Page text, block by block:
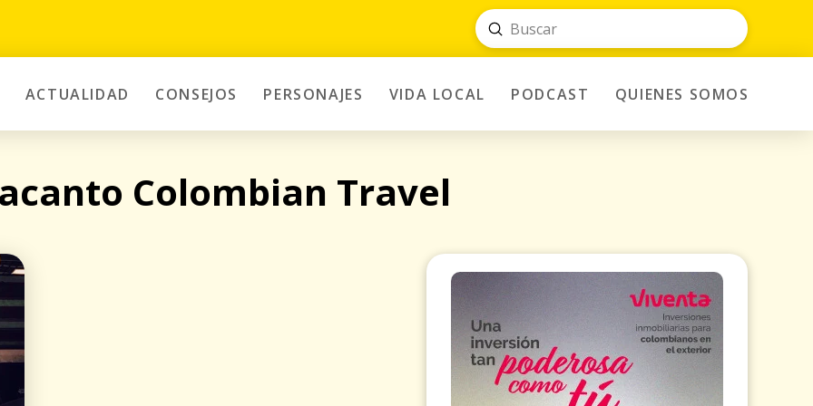
Search
Submit
ACTUALIDAD CONSEJOS PERSONAJES VIDA LOCAL PODCAST QUIENES SOMOS
Colombian Travel